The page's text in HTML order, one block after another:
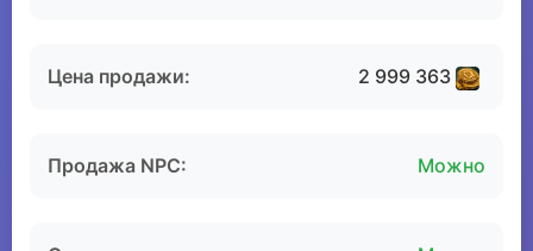
Цена продажи: 2 999 363
Продажа NPC: Можно